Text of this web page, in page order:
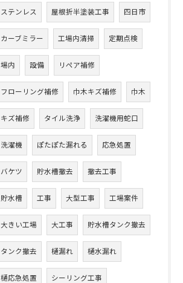
ステンレス 屋根折半塗装工事 四日市
カーブミラー 工場内清掃 定期点検
場内 設備 リペア補修
フローリング補修 巾木キズ補修 巾木
キズ補修 タイル洗浄 洗濯機用蛇口
洗濯機 ぽたぽた漏れる 応急処置
バケツ 貯水槽撤去 撤去工事
貯水槽 工事 大型工事 工場案件
大きい工場 大工事 貯水槽タンク撤去
タンク撤去 樋漏れ 樋水漏れ
樋応急処置 シーリング工事